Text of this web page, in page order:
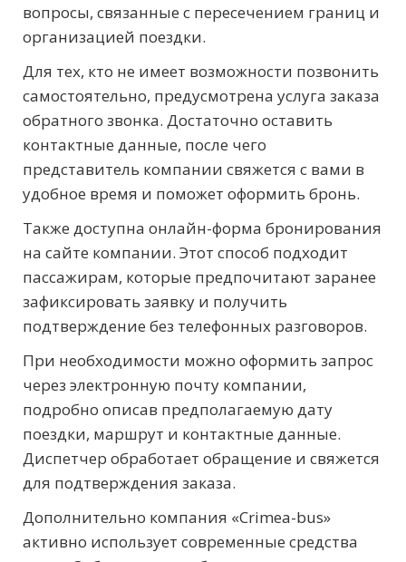
вопросы, связанные с пересечением границ и
организацией поездки.
Для тех, кто не имеет возможности позвонить
самостоятельно, предусмотрена услуга заказа
обратного звонка. Достаточно оставить
контактные данные, после чего
представитель компании свяжется с вами в
удобное время и поможет оформить бронь.
Также доступна онлайн-форма бронирования
на сайте компании. Этот способ подходит
пассажирам, которые предпочитают заранее
зафиксировать заявку и получить
подтверждение без телефонных разговоров.
При необходимости можно оформить запрос
через электронную почту компании,
подробно описав предполагаемую дату
поездки, маршрут и контактные данные.
Диспетчер обработает обращение и свяжется
для подтверждения заказа.
Дополнительно компания «Crimea-bus»
активно использует современные средства